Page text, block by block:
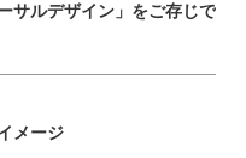
サルデザイン」をご存じで
メージ